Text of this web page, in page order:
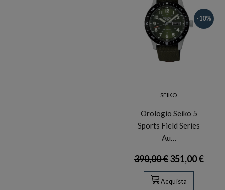
-10%
SEIKO
Orologio Seiko 5
Sports Field Series
Au…
390,00 €351,00 €
Acquista